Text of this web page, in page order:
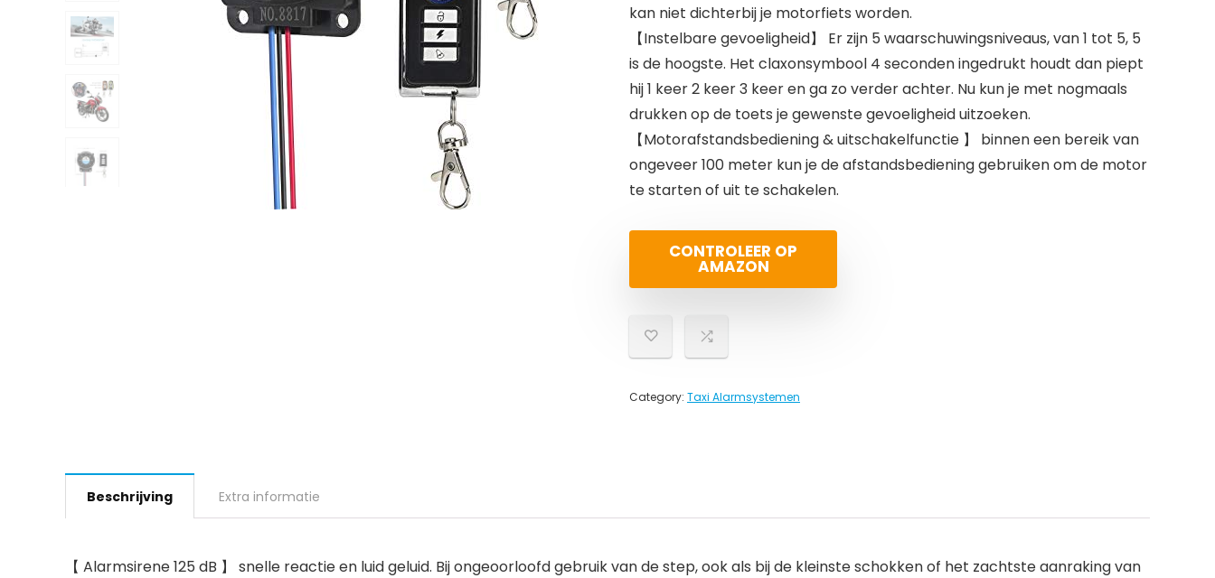
kan niet dichterbij je motorfiets worden.
【Instelbare gevoeligheid】 Er zijn 5 waarschuwingsniveaus, van 1 tot 5, 5
is de hoogste. Het claxonsymbool 4 seconden ingedrukt houdt dan piept
hij 1 keer 2 keer 3 keer en ga zo verder achter. Nu kun je met nogmaals
drukken op de toets je gewenste gevoeligheid uitzoeken.
【Motorafstandsbediening & uitschakelfunctie 】 binnen een bereik van
ongeveer 100 meter kun je de afstandsbediening gebruiken om de motor
te starten of uit te schakelen.
CONTROLEER OP
AMAZON
Category: Taxi Alarmsystemen
Beschrijving Extra informatie
【 Alarmsirene 125 dB 】 snelle reactie en luid geluid. Bij ongeoorloofd gebruik van de step, ook als bij de kleinste schokken of het zachtste aanraking van